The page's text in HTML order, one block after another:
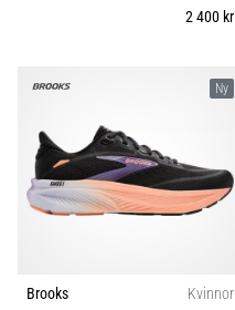
2 400 kr
Ny
Brooks
Kvinnor